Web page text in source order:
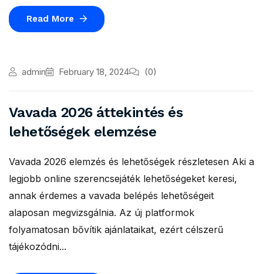
Read More
admin February 18, 2024 (0)
Vavada 2026 áttekintés és
lehetőségek elemzése
Vavada 2026 elemzés és lehetőségek részletesen Aki a
legjobb online szerencsejáték lehetőségeket keresi,
annak érdemes a vavada belépés lehetőségeit
alaposan megvizsgálnia. Az új platformok
folyamatosan bővítik ajánlataikat, ezért célszerű
tájékozódni...